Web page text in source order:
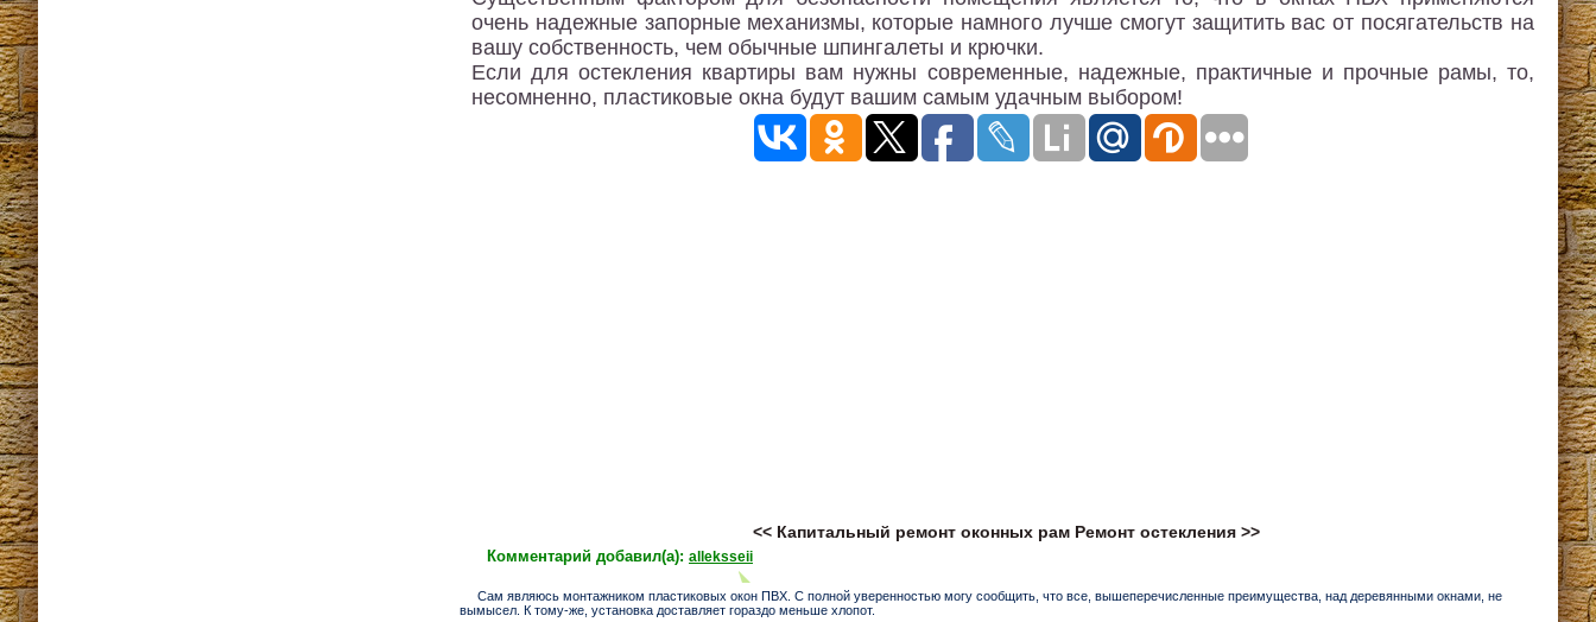
очень надежные запорные механизмы, которые намного лучше смогут защитить вас от посягательств на
вашу собственность, чем обычные шпингалеты и крючки.
Если для остекления квартиры вам нужны современные, надежные, практичные и прочные рамы, то,
несомненно, пластиковые окна будут вашим самым удачным выбором!
<< Капитальный ремонт оконных рам Ремонт остекления >>
Комментарий добавил(а): alleksseii
Сам являюсь монтажником пластиковых окон ПВХ. С полной уверенностью могу сообщить, что все, вышеперечисленные преимущества, над деревянными окнами, не
вымысел. К тому-же, установка доставляет гораздо меньше хлопот.